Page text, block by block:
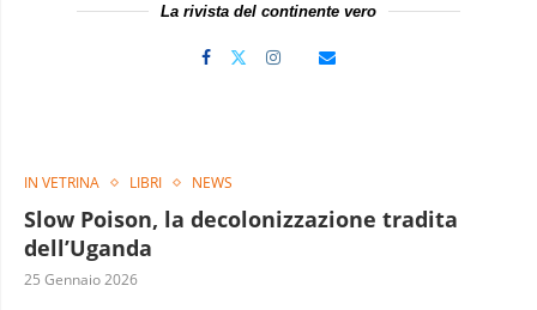
La rivista del continente vero
IN VETRINA LIBRI NEWS
Slow Poison, la decolonizzazione tradita
dell’Uganda
25 Gennaio 2026